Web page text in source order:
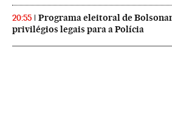
20:55
Programa eleitoral de
privilégios legais para a Polícia